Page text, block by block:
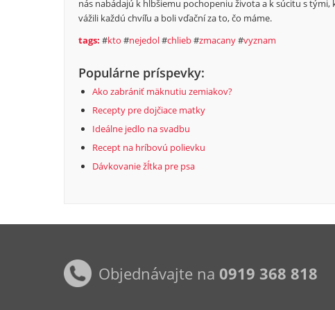
nás nabádajú k hlbšiemu pochopeniu života a k súcitu s
vážili každú chvíľu a boli vďační za to, čo máme.
tags: #kto #nejedol#chlieb#zmacany#vyznam
Populárne príspevky:
Ako zabrániť mäknutiu zemiakov?
Recepty pre dojčiace matky
Ideálne jedlo na svadbu
Recept na hríbovú polievku
Dávkovanie žĺtka pre psa
Objednávajte na 0919 368 818